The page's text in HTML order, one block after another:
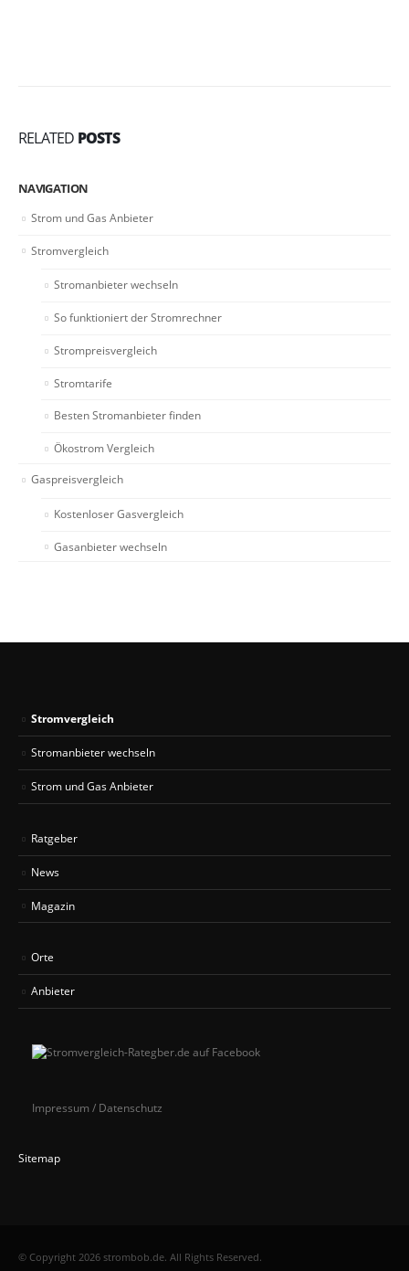
RELATED POSTS
NAVIGATION
Strom und Gas Anbieter
Stromvergleich
Stromanbieter wechseln
So funktioniert der Stromrechner
Strompreisvergleich
Stromtarife
Besten Stromanbieter finden
Ökostrom Vergleich
Gaspreisvergleich
Kostenloser Gasvergleich
Gasanbieter wechseln
Stromvergleich
Stromanbieter wechseln
Strom und Gas Anbieter
Ratgeber
News
Magazin
Orte
Anbieter
Impressum / Datenschutz
Sitemap
© Copyright 2026 strombob.de. All Rights Reserved.